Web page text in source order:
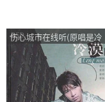
伤心城市在线听(原唱是冷
漠)，等待演唱点播:48次